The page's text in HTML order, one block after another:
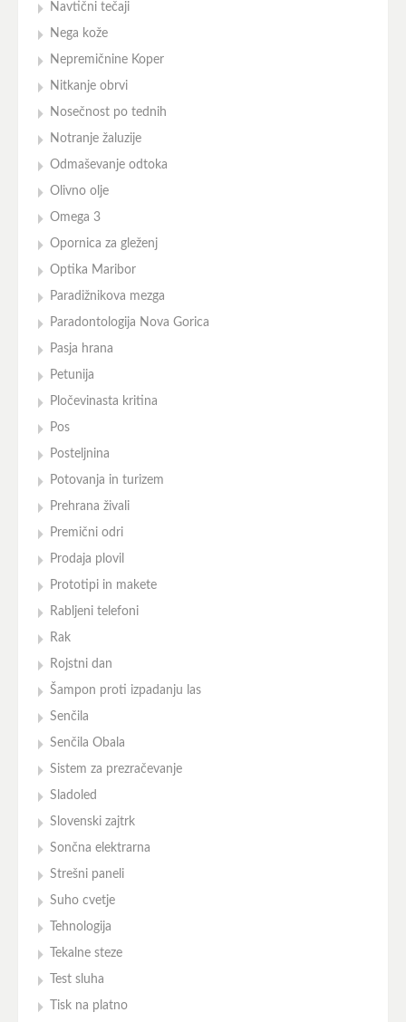
Navtični tečaji
Nega kože
Nepremičnine Koper
Nitkanje obrvi
Nosečnost po tednih
Notranje žaluzije
Odmaševanje odtoka
Olivno olje
Omega 3
Opornica za gleženj
Optika Maribor
Paradižnikova mezga
Paradontologija Nova Gorica
Pasja hrana
Petunija
Pločevinasta kritina
Pos
Posteljnina
Potovanja in turizem
Prehrana živali
Premični odri
Prodaja plovil
Prototipi in makete
Rabljeni telefoni
Rak
Rojstni dan
Šampon proti izpadanju las
Senčila
Senčila Obala
Sistem za prezračevanje
Sladoled
Slovenski zajtrk
Sončna elektrarna
Strešni paneli
Suho cvetje
Tehnologija
Tekalne steze
Test sluha
Tisk na platno